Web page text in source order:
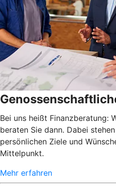
Bei uns heißt Finanzberatung:
beraten Sie dann. Dabei
persönlichen Ziele und
Mittelpunkt.
Mehr erfahren